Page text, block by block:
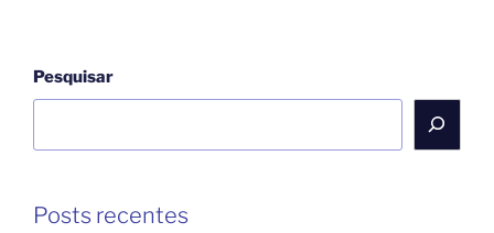
de
Pesquisar
Posts recentes